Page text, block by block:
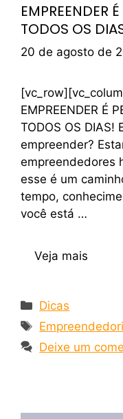
EMPREENDER
TODOS OS
20 de agosto de
EMPREENDER É
TODOS OS DIAS!
empreender?
empreendedores
esse é um
tempo,
você está …
Veja mais
Dicas
Deixe um